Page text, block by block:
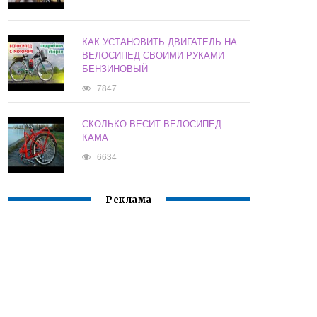
КАК УСТАНОВИТЬ ДВИГАТЕЛЬ НА
ВЕЛОСИПЕД СВОИМИ РУКАМИ
БЕНЗИНОВЫЙ
7847
СКОЛЬКО ВЕСИТ ВЕЛОСИПЕД
КАМА
6634
Реклама